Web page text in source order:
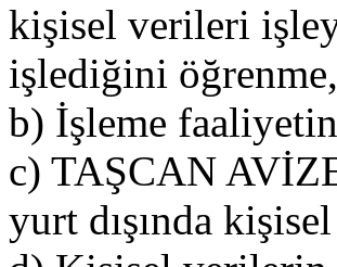
kişisel verileri
işlediğini öğrenme,
b) İşleme
c) TAŞCAN
yurt dışında